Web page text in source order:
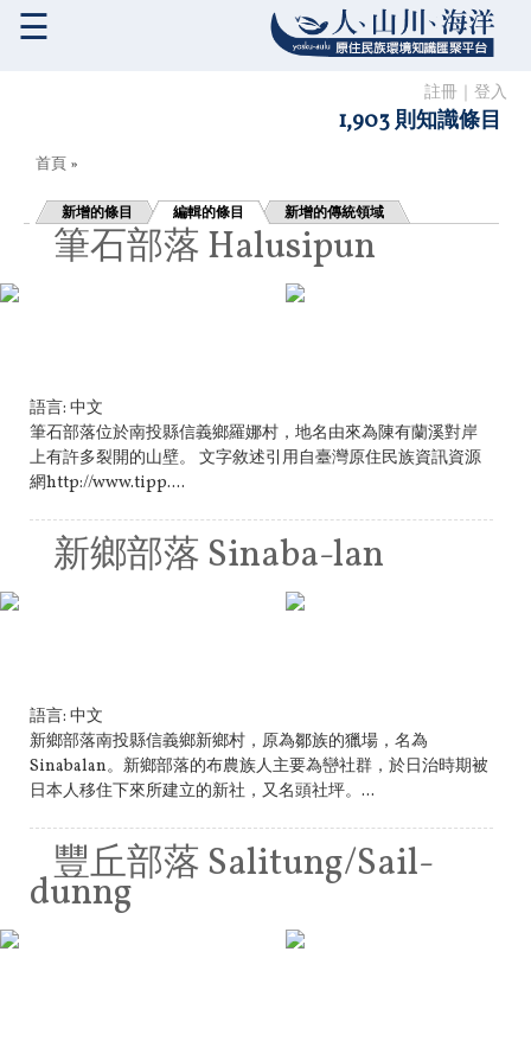
註冊 登入
1,903 則知識條目
☰
您在這裡
首頁 »
新增的條目 編輯的條目 新增的傳統領域
筆石部落 Halusipun
語言: 中文
筆石部落位於南投縣信義鄉羅娜村，地名由來為陳有蘭溪對岸
上有許多裂開的山壁。 文字敘述引用自臺灣原住民族資訊資源
網http://www.tipp....
新鄉部落 Sinaba-lan
語言: 中文
新鄉部落南投縣信義鄉新鄉村，原為鄒族的獵場，名為
Sinabalan。新鄉部落的布農族人主要為巒社群，於日治時期被
日本人移住下來所建立的新社，又名頭社坪。...
豐丘部落 Salitung/Sail-
dunng